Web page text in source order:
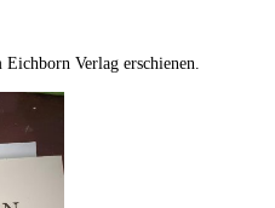
Verlag erschienen.